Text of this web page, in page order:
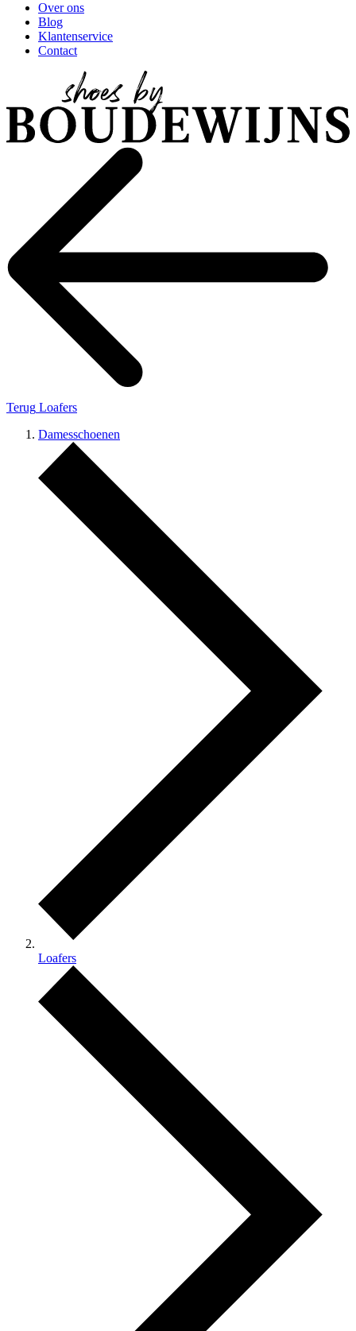
Over ons
Blog
Klantenservice
Contact
Terug Loafers
Damesschoenen
Loafers